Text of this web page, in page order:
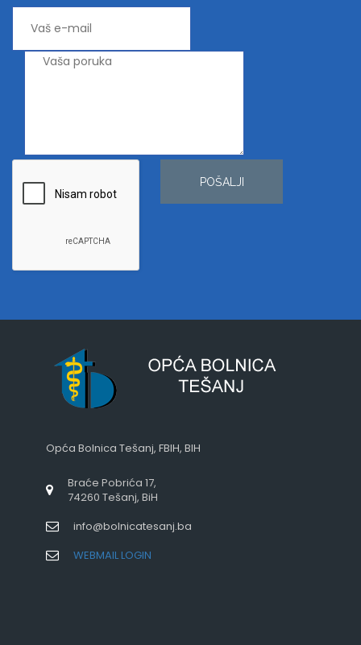
POŠALJI
Opća Bolnica Tešanj, FBIH, BIH
Braće Pobrića 17,
74260 Tešanj, BiH
info@bolnicatesanj.ba
WEBMAIL LOGIN